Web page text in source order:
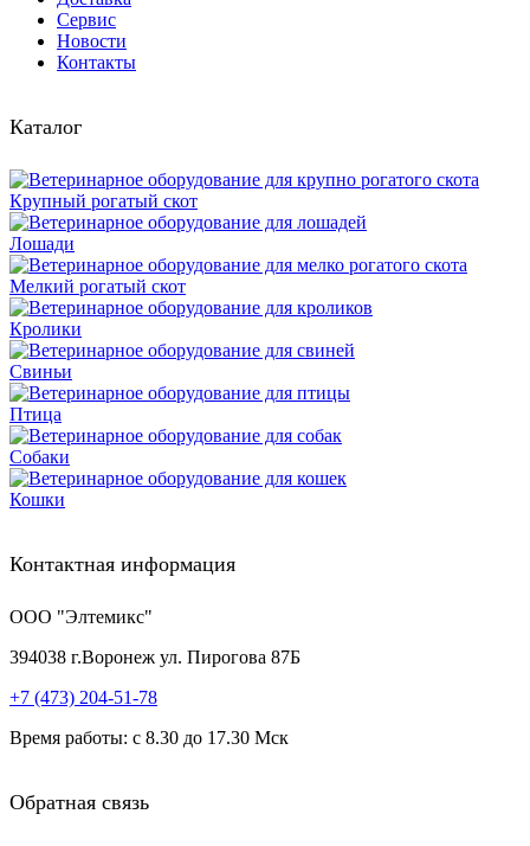
Сервис
Новости
Контакты
Каталог
Крупный рогатый скот
Лошади
Мелкий рогатый скот
Кролики
Свиньи
Птица
Собаки
Кошки
Контактная информация
ООО "Элтемикс"
394038 г.Воронеж ул. Пирогова 87Б
+7 (473) 204-51-78
Время работы: с 8.30 до 17.30 Мск
Обратная связь